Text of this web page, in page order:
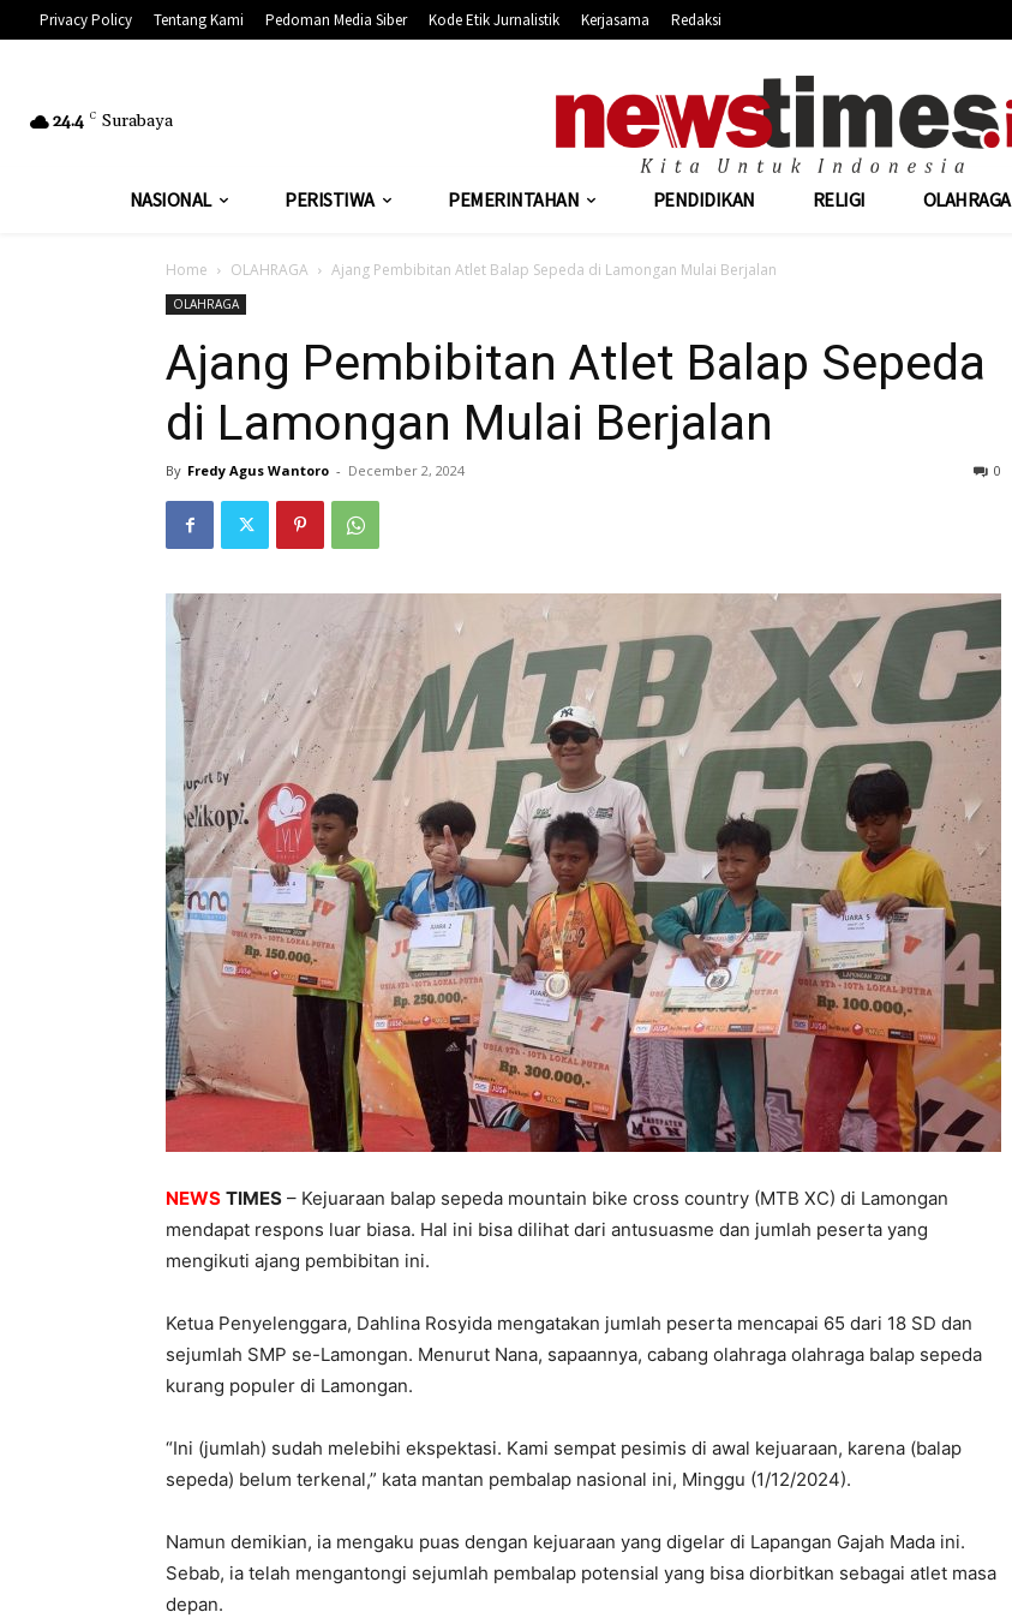
Privacy Policy Tentang Kami Pedoman Media Siber Kode Etik Jurnalistik Kerjasama Redaksi
24.4 C Surabaya
NASIONAL PERISTIWA PEMERINTAHAN PENDIDIKAN RELIGI OLAHRAGA
Home OLAHRAGA Ajang Pembibitan Atlet Balap Sepeda di Lamongan Mulai Berjalan
OLAHRAGA
Ajang Pembibitan Atlet Balap Sepeda
di Lamongan Mulai Berjalan
By Fredy Agus Wantoro - December 2, 2024 0
NEWS TIMES – Kejuaraan balap sepeda mountain bike cross country (MTB XC) di Lamongan
mendapat respons luar biasa. Hal ini bisa dilihat dari antusuasme dan jumlah peserta yang
mengikuti ajang pembibitan ini.
Ketua Penyelenggara, Dahlina Rosyida mengatakan jumlah peserta mencapai 65 dari 18 SD dan
sejumlah SMP se-Lamongan. Menurut Nana, sapaannya, cabang olahraga olahraga balap sepeda
kurang populer di Lamongan.
“Ini (jumlah) sudah melebihi ekspektasi. Kami sempat pesimis di awal kejuaraan, karena (balap
sepeda) belum terkenal,” kata mantan pembalap nasional ini, Minggu (1/12/2024).
Namun demikian, ia mengaku puas dengan kejuaraan yang digelar di Lapangan Gajah Mada ini.
Sebab, ia telah mengantongi sejumlah pembalap potensial yang bisa diorbitkan sebagai atlet masa
depan.